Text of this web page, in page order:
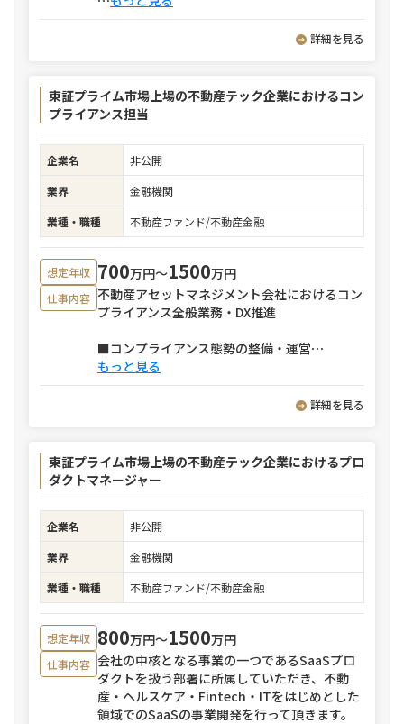
詳細を見る
東証プライム市場上場の不動産テック企業におけるコン
プライアンス担当
企業名
非公開
業界
金融機関
業種・職種
不動産ファンド/不動産金融
想定年収 700万円〜1500万円
仕事内容 不動産アセットマネジメント会社におけるコン
プライアンス全般業務・DX推進
■コンプライアンス態勢の整備・運営⋯
もっと見る
詳細を見る
東証プライム市場上場の不動産テック企業におけるプロ
ダクトマネージャー
企業名
非公開
業界
金融機関
業種・職種
不動産ファンド/不動産金融
想定年収 800万円〜1500万円
仕事内容 会社の中核となる事業の一つであるSaaSプロ
ダクトを扱う部署に所属していただき、不動
産・ヘルスケア・Fintech・ITをはじめとした
領域でのSaaSの事業開発を行って頂きます。